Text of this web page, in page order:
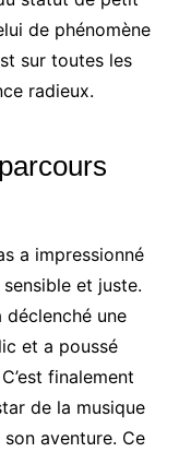
de phénomène
sur toutes les
radieux.
a impressionné
et juste.
déclenché une
et a poussé
finalement
de la musique
aventure. Ce